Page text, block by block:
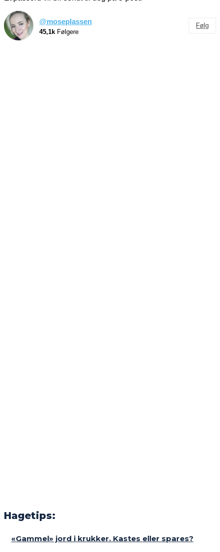
@moseplassen
45,1k Følgere
Følg
Hagetips:
«Gammel» jord i krukker. Kastes eller spares?